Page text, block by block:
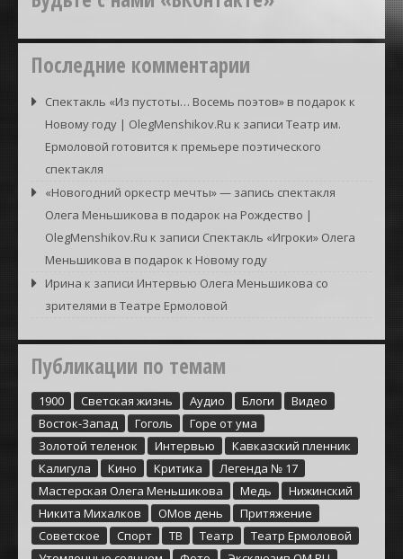
Последние комментарии
Спектакль «Из пустоты… Восемь поэтов» в подарок к
Новому году | OlegMenshikov.Ru к записи Театр им.
Ермоловой готовится к премьере поэтического
спектакля
«Новогодний оркестр мечты» — запись спектакля
Олега Меньшикова в подарок на Рождество |
OlegMenshikov.Ru к записи Спектакль «Игроки» Олега
Меньшикова в подарок к Новому году
Ирина к записи Интервью Олега Меньшикова со
зрителями в Театре Ермоловой
Публикации по темам
1900 Cветская жизнь Аудио Блоги
Видео
Восток-Запад
Гоголь
Горе от ума
Золотой теленок
Интервью
Кавказский пленник
Калигула
Кино Критика
Легенда № 17
Мастерская Олега Меньшикова
Медь
Нижинский
Никита Михалков
ОМов день
Притяжение
Советское
Спорт ТВ Театр
Театр Ермоловой